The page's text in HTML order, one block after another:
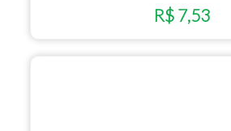
R$ 7,53